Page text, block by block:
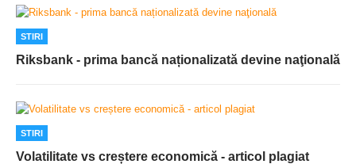
STIRI
Riksbank - prima bancă naționalizată devine naţională
STIRI
Volatilitate vs creștere economică - articol plagiat